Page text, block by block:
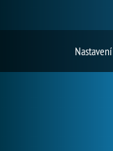
Nastavení